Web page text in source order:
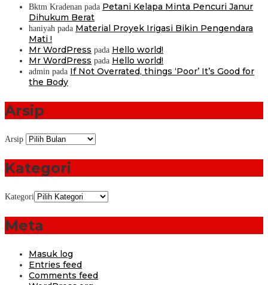
Bktm Kradenan pada Petani Kelapa Minta Pencuri Janur
Dihukum Berat
haniyah pada Material Proyek Irigasi Bikin Pengendara
Mati !
Mr WordPress pada Hello world!
Mr WordPress pada Hello world!
admin pada If Not Overrated, things ‘Poor’ It’s Good for
the Body
Arsip
Arsip
Kategori
Kategori
Meta
Masuk log
Entries feed
Comments feed